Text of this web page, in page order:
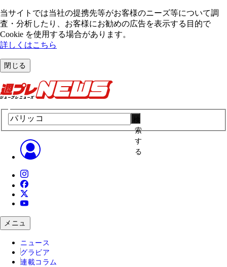
当サイトでは当社の提携先等がお客様のニーズ等について調
査・分析したり、お客様にお勧めの広告を表⽰する⽬的で
Cookie を使⽤する場合があります。
詳しくはこちら
閉じる
索
す
る
メニュ
ニュース
グラビア
連載コラム